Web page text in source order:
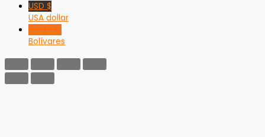
USD $
USA dollar
VED Bs F
Bolívares